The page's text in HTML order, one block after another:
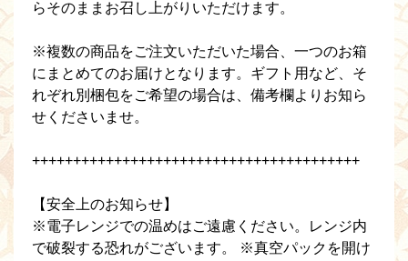
らそのままお召し上がりいただけます。
※複数の商品をご注文いただいた場合、一つのお箱
にまとめてのお届けとなります。ギフト用など、そ
れぞれ別梱包をご希望の場合は、備考欄よりお知ら
せくださいませ。
++++++++++++++++++++++++++++++++++++++++
【安全上のお知らせ】
※電子レンジでの温めはご遠慮ください。レンジ内
で破裂する恐れがございます。 ※真空パックを開け